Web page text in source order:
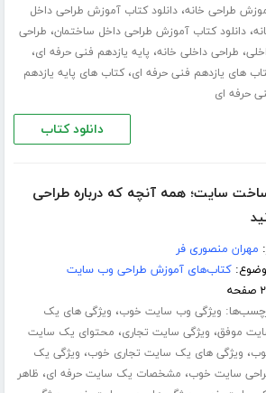
طراحی خانه،دانلود کتاب آموزش طراحی داخل
،دانلود کتاب آموزش طراحی داخل ساختمان، طراحی
، طراحی داخلی خانه، پایه یازدهم فنی حرفه ای،
های یازدهم فنی حرفه ای،کتاب های پایه یازدهم
حرفه ای
دانلود کتاب
ساخت سایت؛ همه آنچه که درباره طراحی
مهران منصوری فر
کتاب‌های آموزش طراحی وب سایت
ویژگی وب سایت خوب، ویژگی های یک
موفق، ویژگی سایت تجاری، محتوای یک سایت
، ویژگی های یک سایت تجاری خوب، ویژگی یک
سایت خوب، مشخصات یک سایت حرفه ای، ظاهر